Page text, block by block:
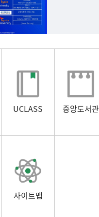
UCLASS 중앙도서관
사이트맵